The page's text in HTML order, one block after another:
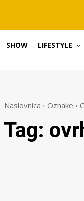
SHOW LIFESTYLE
Naslovnica Oznake
Tag: